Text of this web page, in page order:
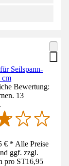
Seilspann-
cm
Bewertung:
13
€ * Alle Preise
ggf. zzgl.
pro ST16,95